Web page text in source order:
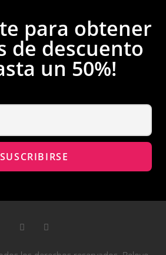
para obtener
de descuento
un 50%!